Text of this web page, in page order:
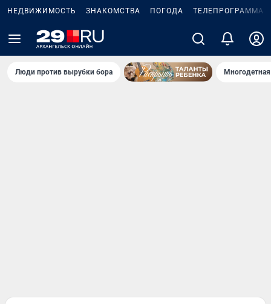
НЕДВИЖИМОСТЬ ЗНАКОМСТВА ПОГОДА ТЕЛЕПРОГРАММА
Люди против вырубки бора